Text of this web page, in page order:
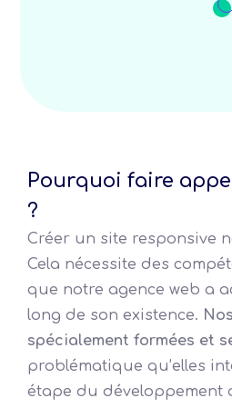
Pourquoi faire
?
Créer un site responsive
Cela nécessite des
que notre agence web a
long de son existence.
spécialement formées et
problématique qu’elles
étape du développement